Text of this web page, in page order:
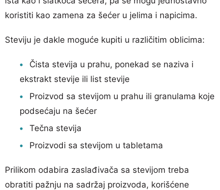
koristiti kao zamena za šećer u jelima i napicima.
Steviju je dakle moguće kupiti u različitim oblicima:
Čista stevija u prahu, ponekad se naziva i
ekstrakt stevije ili list stevije
Proizvod sa stevijom u prahu ili granulama koje
podsećaju na šećer
Tečna stevija
Proizvodi sa stevijom u tabletama
Prilikom odabira zaslađivača sa stevijom treba
obratiti pažnju na sadržaj proizvoda, korišćene